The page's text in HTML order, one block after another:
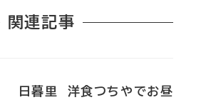
関連記事
日暮里 洋食つちやでお昼